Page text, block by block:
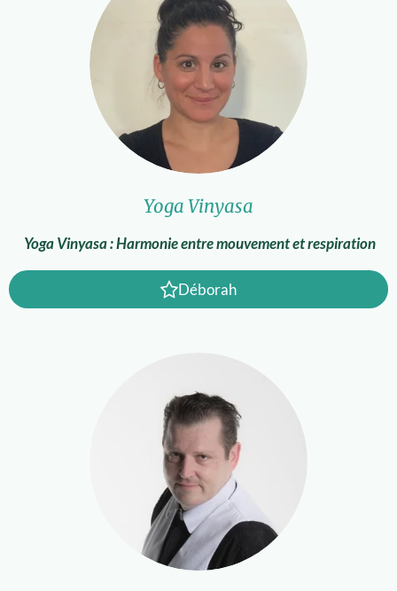
Yoga Vinyasa
Yoga Vinyasa : Harmonie entre mouvement et respiration
Déborah